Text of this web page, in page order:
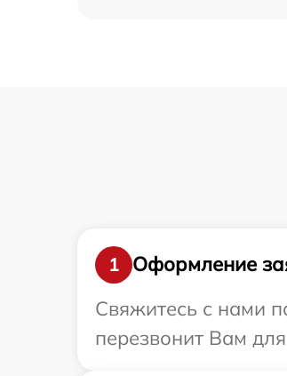
1
Оформление
Свяжитесь с нами
перезвонит Вам